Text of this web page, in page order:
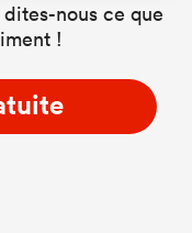
nous ce que
!